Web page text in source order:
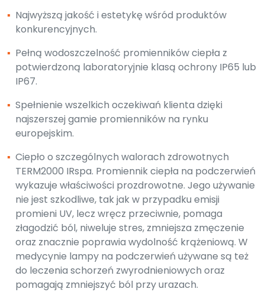
▪ Najwyższą jakość i estetykę wśród produktów
konkurencyjnych.
▪ Pełną wodoszczelność promienników ciepła z
potwierdzoną laboratoryjnie klasą ochrony IP65 lub
IP67.
▪ Spełnienie wszelkich oczekiwań klienta dzięki
najszerszej gamie promienników na rynku
europejskim.
▪ Ciepło o szczególnych walorach zdrowotnych
TERM2000 IRspa. Promiennik ciepła na podczerwień
wykazuje właściwości prozdrowotne. Jego używanie
nie jest szkodliwe, tak jak w przypadku emisji
promieni UV, lecz wręcz przeciwnie, pomaga
złagodzić ból, niweluje stres, zmniejsza zmęczenie
oraz znacznie poprawia wydolność krążeniową. W
medycynie lampy na podczerwień używane są też
do leczenia schorzeń zwyrodnieniowych oraz
pomagają zmniejszyć ból przy urazach.